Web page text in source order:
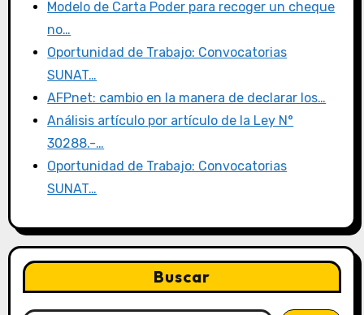
Modelo de Carta Poder para recoger un cheque
no…
Oportunidad de Trabajo: Convocatorias
SUNAT…
AFPnet: cambio en la manera de declarar los…
Análisis artículo por artículo de la Ley N°
30288.-…
Oportunidad de Trabajo: Convocatorias
SUNAT…
Buscar